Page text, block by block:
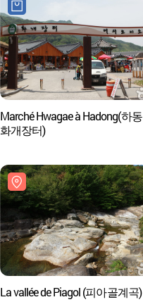
Marché Hwagae à Hadong(하동
화개장터)
La vallée de Piagol (피아골계곡)